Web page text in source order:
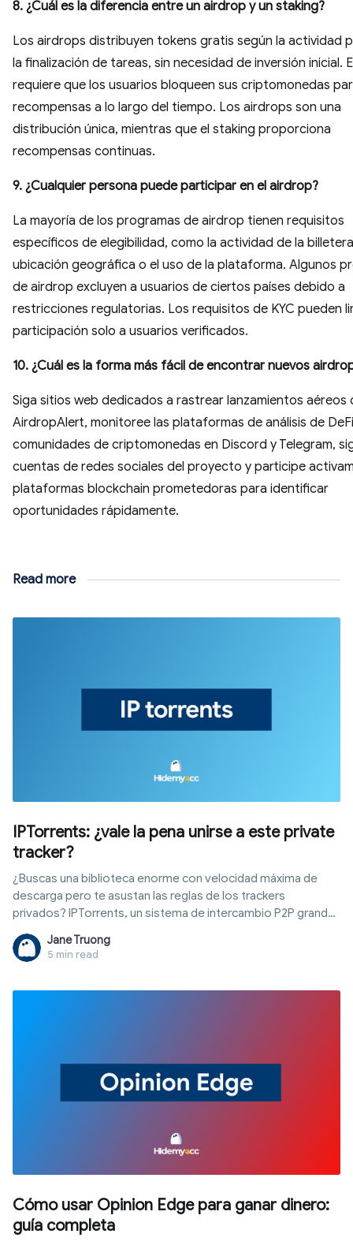
8. ¿Cuál es la diferencia entre un airdrop y un staking?
Los airdrops distribuyen tokens gratis según la actividad
la finalización de tareas, sin necesidad de inversión inicial.
requiere que los usuarios bloqueen sus criptomonedas
recompensas a lo largo del tiempo. Los airdrops son una
distribución única, mientras que el staking proporciona
recompensas continuas.
9. ¿Cualquier persona puede participar en el airdrop?
La mayoría de los programas de airdrop tienen requisitos
específicos de elegibilidad, como la actividad de la
ubicación geográfica o el uso de la plataforma. Algunos
de airdrop excluyen a usuarios de ciertos países debido a
restricciones regulatorias. Los requisitos de KYC pueden
participación solo a usuarios verificados.
10. ¿Cuál es la forma más fácil de encontrar nuevos
Siga sitios web dedicados a rastrear lanzamientos aéreos
AirdropAlert, monitoree las plataformas de análisis de
comunidades de criptomonedas en Discord y Telegram,
cuentas de redes sociales del proyecto y participe
plataformas blockchain prometedoras para identificar
oportunidades rápidamente.
Read more
IPTorrents: ¿vale la pena unirse a este private
tracker?
¿Buscas una biblioteca enorme con velocidad máxima de
descarga pero te asustan las reglas de los trackers
privados? IPTorrents, un sistema de intercambio P2P grande
y confiable, es la solución ideal para acceder a contenido
digital de alta calidad de forma segura. Sin embargo,
mantenerse no es fácil debido a las reglas estrictas sobre el
Jane Truong
5 min read
Cómo usar Opinion Edge para ganar dinero:
guía completa